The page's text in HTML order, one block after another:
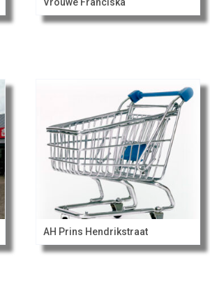
AH Prins Hendrikstraat